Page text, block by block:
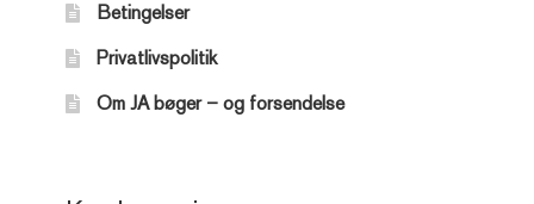
Betingelser
Privatlivspolitik
Om JA bøger – og forsendelse